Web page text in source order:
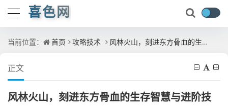
喜色网
当前位置： 首页 攻略技术 风林火山，刻进东方骨血的生存智慧与进阶技能效果解析
正文
风林火山，刻进东方骨血的生存智慧与进阶技